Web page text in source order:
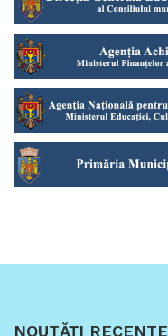
NOUTĂȚI RECENTE